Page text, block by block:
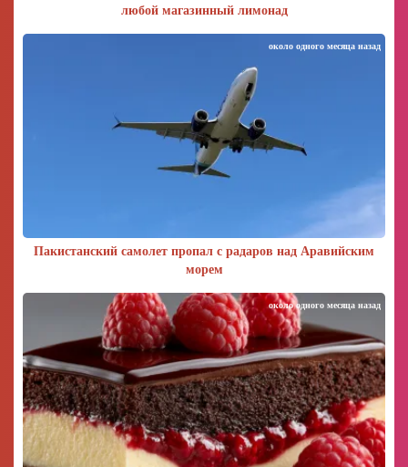
любой магазинный лимонад
Пакистанский самолет пропал с радаров над Аравийским
морем
около одного месяца назад
около одного месяца назад